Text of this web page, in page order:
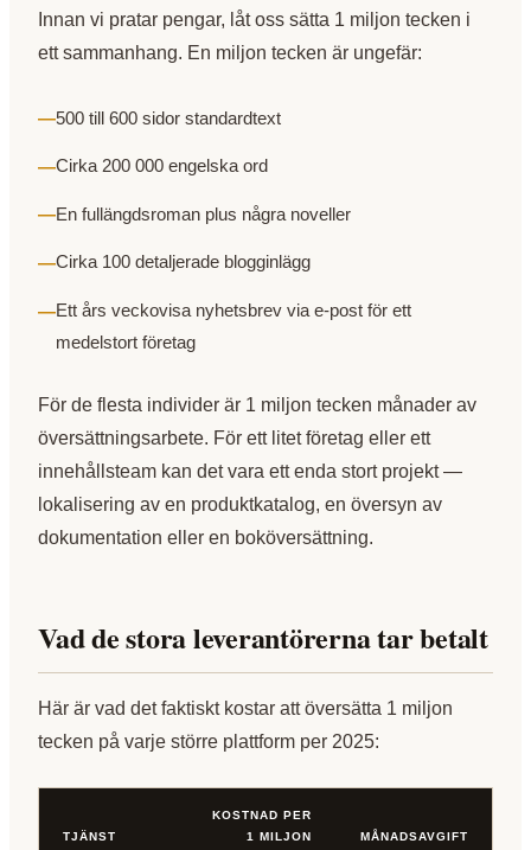
Innan vi pratar pengar, låt oss sätta 1 miljon tecken i
ett sammanhang. En miljon tecken är ungefär:
500 till 600 sidor standardtext
Cirka 200 000 engelska ord
En fullängdsroman plus några noveller
Cirka 100 detaljerade blogginlägg
Ett års veckovisa nyhetsbrev via e-post för ett
medelstort företag
För de flesta individer är 1 miljon tecken månader av
översättningsarbete. För ett litet företag eller ett
innehållsteam kan det vara ett enda stort projekt —
lokalisering av en produktkatalog, en översyn av
dokumentation eller en boköversättning.
Vad de stora leverantörerna tar betalt
Här är vad det faktiskt kostar att översätta 1 miljon
tecken på varje större plattform per 2025:
TJÄNST
KOSTNAD PER
1 MILJON
MÅNADSAVGIFT